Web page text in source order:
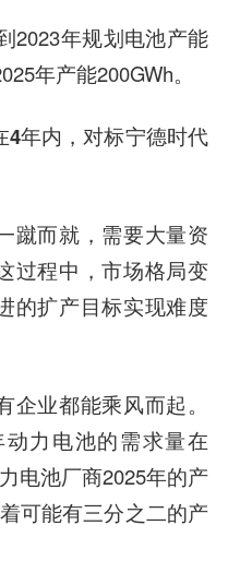
2023年规划电池产能
年产能200GWh。
4年内，对标宁德时代
蹴而就，需要大量资
过程中，市场格局变
的扩产目标实现难度
业都能乘风而起。
力电池的需求量在
电池厂商2025年的产
可能有三分之二的产